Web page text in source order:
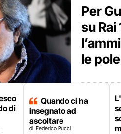
Per
su Rai
le
di
Quando ci ha
insegnato ad
ascoltare
Federico Pucci